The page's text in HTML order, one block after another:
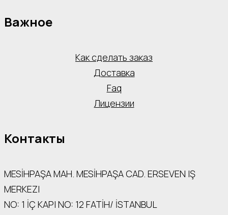
Важное
Как сделать заказ
Доставка
Faq
Лицензии
Контакты
MESİHPAŞA МАН. MESİHPAŞA CAD. ERSEVEN IŞ
MERKEZI
NO: 1 İÇ КАРI NO: 12 FATİH/ İSTANBUL